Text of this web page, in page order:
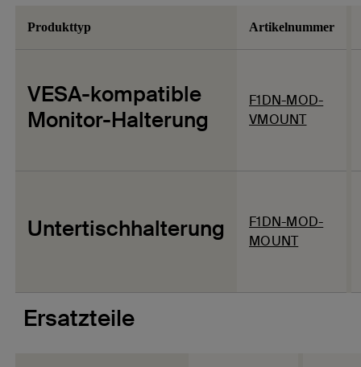
Produkttyp Artikelnummer
VESA-kompatible
Monitor-Halterung
F1DN-MOD-
VMOUNT
Untertischhalterung
F1DN-MOD-
MOUNT
Ersatzteile